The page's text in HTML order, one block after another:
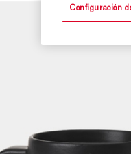
Configuración